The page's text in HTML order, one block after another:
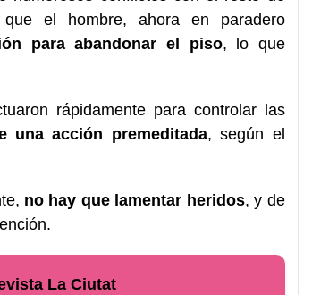
que el hombre, ahora en paradero
para abandonar el piso, lo que
rápidamente para controlar las
una acción premeditada, según el
no hay que lamentar heridos, y de
La Ciutat